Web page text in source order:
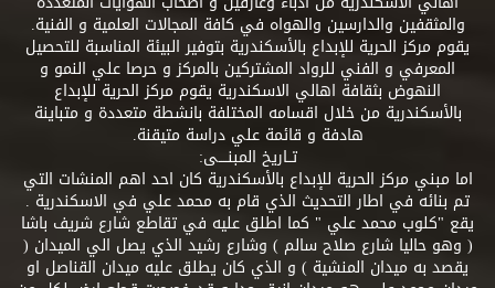
والمثقفين والدارسين والهواه في كافة المجالات العلمية و الفنية.
يقوم مركز الحرية للإبداع بالأسكندرية بتوفير البيئة المناسبة للتحصيل
المعرفي و الفني للرواد المشتركين بالمركز و حرصا علي النمو و
النهوض بثقافة اهالي الاسكندرية يقوم مركز الحرية للإبداع
بالأسكندرية من خلال اقسامه المختلفة بانشطة متعددة و متباينة
هادفة و قائمة علي دراسة متيقنة.
تــاريخ المبنــــى:
اما مبني مركز الحرية للإبداع بالأسكندرية كان احد اهم المنشات التي
تم بنائه في اطار التحديث الذي قام به محمد علي في الاسكندرية .
يقع "كلوب محمد علي " كما اطلق عليه في تقاطع شارع شريف باشا
( وهو حاليا شارع صلاح سالم ) وشارع رشيد الذي يصل الي الميدان (
يقصد به ميدان المنشية ) و الذي كان يطلق عليه ميدان القناصل او